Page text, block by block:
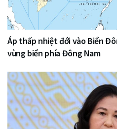
Áp thấp nhiệt đới vào Biển
vùng biển phía Đông Nam